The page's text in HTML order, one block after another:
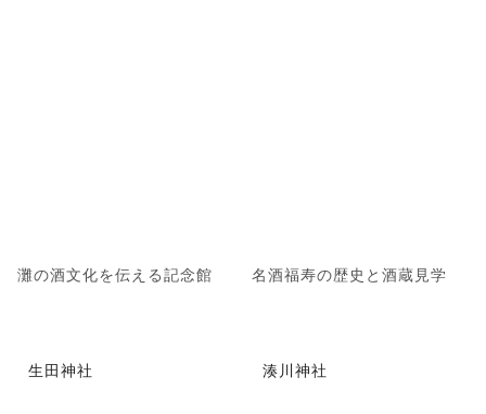
灘の酒文化を伝える記念館 名酒福寿の歴史と酒蔵見学
生田神社 湊川神社